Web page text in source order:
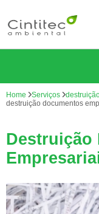
Home Serviços
destruição documentos
Destruição